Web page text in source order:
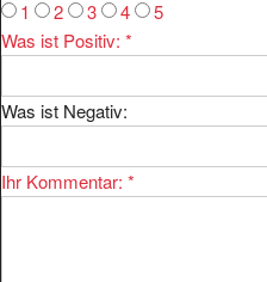
1
2 3 4
5
Was ist Positiv: *
Was ist Negativ:
Ihr Kommentar: *